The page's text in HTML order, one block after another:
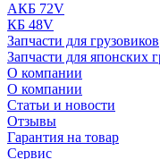
АКБ 72V
КБ 48V
Запчасти для грузовиков
Запчасти для японских
О компании
О компании
Статьи и новости
Отзывы
Гарантия на товар
Сервис